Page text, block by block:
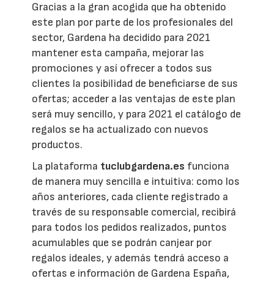
Gracias a la gran acogida que ha obtenido
este plan por parte de los profesionales del
sector, Gardena ha decidido para 2021
mantener esta campaña, mejorar las
promociones y así ofrecer a todos sus
clientes la posibilidad de beneficiarse de sus
ofertas; acceder a las ventajas de este plan
será muy sencillo, y para 2021 el catálogo de
regalos se ha actualizado con nuevos
productos.
La plataforma tuclubgardena.es funciona
de manera muy sencilla e intuitiva: como los
años anteriores, cada cliente registrado a
través de su responsable comercial, recibirá
para todos los pedidos realizados, puntos
acumulables que se podrán canjear por
regalos ideales, y además tendrá acceso a
ofertas e información de Gardena España,